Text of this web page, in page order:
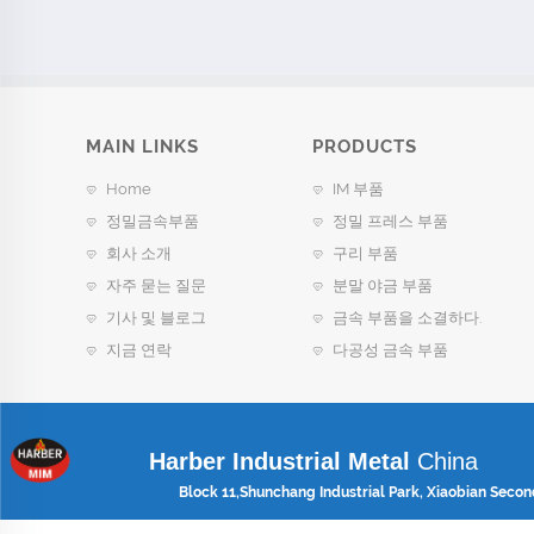
MAIN LINKS
Home
정밀금속부품
회사 소개
자주 묻는 질문
기사 및 블로그
지금 연락
PRODUCTS
IM 부품
정밀 프레스 부품
구리 부품
분말 야금 부품
금속 부품을 소결하다.
다공성 금속 부품
Harber Industrial Metal China
Block 11,Shunchang Industrial Park, Xiaobian